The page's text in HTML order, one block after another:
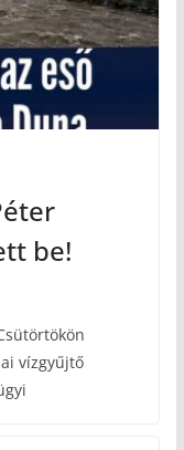
be!
vízgyűjtő